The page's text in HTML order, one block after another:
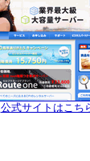
公式サイトはこち